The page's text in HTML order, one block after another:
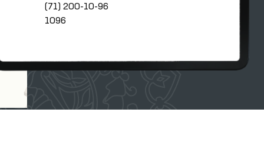
(71) 200-10-96
1096